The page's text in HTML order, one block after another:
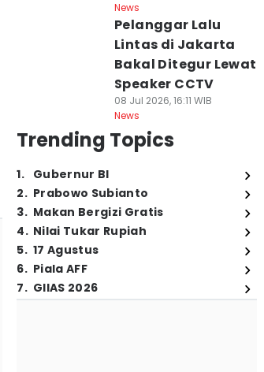
News
Pelanggar Lalu
Lintas di Jakarta
Bakal Ditegur Lewat
Speaker CCTV
08 Jul 2026, 16:11 WIB
News
Trending Topics
1. Gubernur BI
2. Prabowo Subianto
3. Makan Bergizi Gratis
4. Nilai Tukar Rupiah
5. 17 Agustus
6. Piala AFF
7. GIIAS 2026